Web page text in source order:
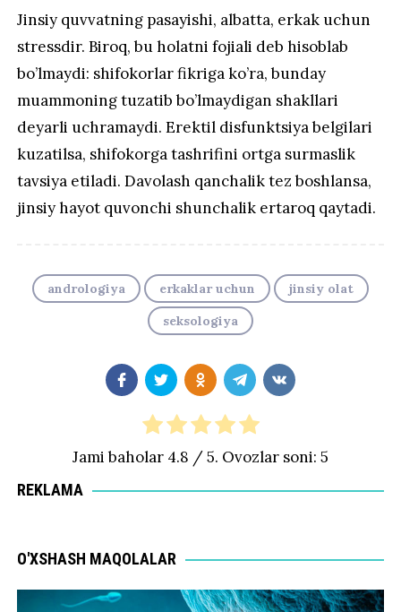
Jinsiy quvvatning pasayishi, albatta, erkak uchun
stressdir. Biroq, bu holatni fojiali deb hisoblab
bo’lmaydi: shifokorlar fikriga ko’ra, bunday
muammoning tuzatib bo’lmaydigan shakllari
deyarli uchramaydi. Erektil disfunktsiya belgilari
kuzatilsa, shifokorga tashrifini ortga surmaslik
tavsiya etiladi. Davolash qanchalik tez boshlansa,
jinsiy hayot quvonchi shunchalik ertaroq qaytadi.
andrologiya erkaklar uchun
jinsiy olat
seksologiya
Jami baholar 4.8 / 5. Ovozlar soni: 5
REKLAMA
O'XSHASH MAQOLALAR